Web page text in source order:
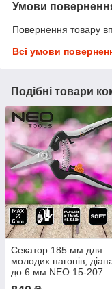
Умови
Повернення товару
Всі умови
Подібні товари
Секатор 185 мм для
молодих пагонів,
до 6 мм NEO 15-207